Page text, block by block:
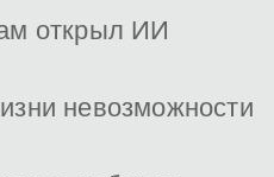
открыл ИИ
невозможности